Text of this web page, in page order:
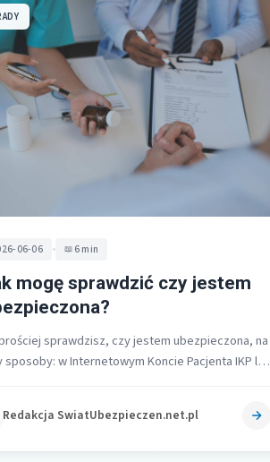
06-06 • 6 min
mogę sprawdzić czy jestem
sprawdzisz, czy jestem ubezpieczona, na
sposoby: w Internetowym Koncie Pacjenta IKP lub
Redakcja SwiatUbezpieczen.net.pl